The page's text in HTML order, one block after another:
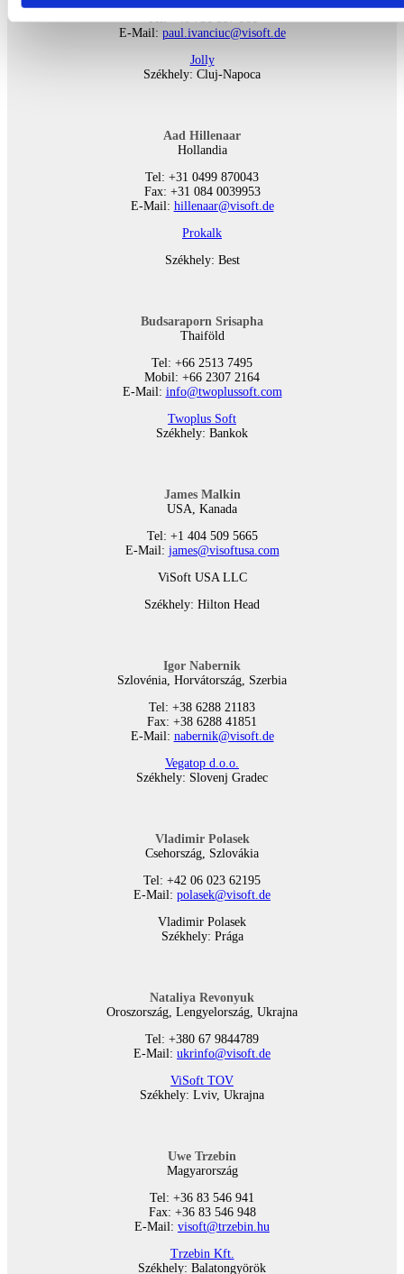
Tel: +40 731 357 961
E-Mail: paul.ivanciuc@visoft.de
Jolly
Székhely: Cluj-Napoca
Aad Hillenaar
Hollandia
Tel: +31 0499 870043
Fax: +31 084 0039953
E-Mail: hillenaar@visoft.de
Prokalk
Székhely: Best
Budsaraporn Srisapha
Thaiföld
Tel: +66 2513 7495
Mobil: +66 2307 2164
E-Mail: info@twoplussoft.com
Twoplus Soft
Székhely: Bankok
James Malkin
USA, Kanada
Tel: +1 404 509 5665
E-Mail: james@visoftusa.com
ViSoft USA LLC
Székhely: Hilton Head
Igor Nabernik
Szlovénia, Horvátország, Szerbia
Tel: +38 6288 21183
Fax: +38 6288 41851
E-Mail: nabernik@visoft.de
Vegatop d.o.o.
Székhely: Slovenj Gradec
Vladimir Polasek
Csehország, Szlovákia
Tel: +42 06 023 62195
E-Mail: polasek@visoft.de
Vladimir Polasek
Székhely: Prága
Nataliya Revonyuk
Oroszország, Lengyelország, Ukrajna
Tel: +380 67 9844789
E-Mail: ukrinfo@visoft.de
ViSoft TOV
Székhely: Lviv, Ukrajna
Uwe Trzebin
Magyarország
Tel: +36 83 546 941
Fax: +36 83 546 948
E-Mail: visoft@trzebin.hu
Trzebin Kft.
Székhely: Balatongyörök